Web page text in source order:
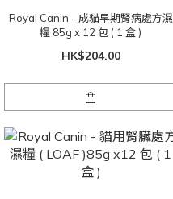
Royal Canin - 成貓早期腎病處方濕
糧 85g x 12 包 ( 1 盒 )
HK$204.00